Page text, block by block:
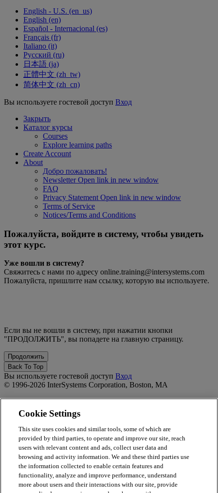
English - U.S. ‎(en_us)‎
English ‎(en)‎
Español - Internacional ‎(es)‎
Français ‎(fr)‎
Italiano ‎(it)‎
Русский ‎(ru)‎
日本語 ‎(ja)‎
正體中文 ‎(zh_tw)‎
简体中文 ‎(zh_cn)‎
Вы используете гостевой доступ Вход
Закрыть
Каталог курсы
Courses
Explore learning paths
Create Account
About
Добро пожаловать!
NewsletterOpen link in new window
FAQ
Privacy Statement Open link in new window
Terms of Service
Notices/Terms and Conditions
Пожалуйста, войдите в систему, чтобы увидеть
этот курс.
Уже вошли в систему?
Свяжитесь с нами по адресу online.training@intersystems.com
Пожалуйста, пришлите нам ссылку, которую вы используете.
Если вы не вошли в систему, при нажатии кнопки
"ПРОДОЛЖИТЬ", вы попадете на главную страницу.
Back To Top
Вы используете гостевой доступ Вход
© 1996-2026 InterSystems Corporation, Boston, MA
Privacy Statement
Terms of Service
Accessibility
Guarantee
Totara
Report Issue
Report Issue/Feedback
Cookie Settings
This site uses cookies and similar tools, some of which are
provided by third parties, to operate and improve our site, reach
users with relevant content and ads, collect user data and
browsing and activity information. We and these third parties use
the information collected to enable certain features and
functionality, analyze and improve performance, understand
more about users and their interactions with our site, provide